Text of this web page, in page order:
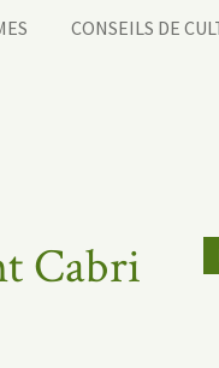
CONSEILS DE
Cabri